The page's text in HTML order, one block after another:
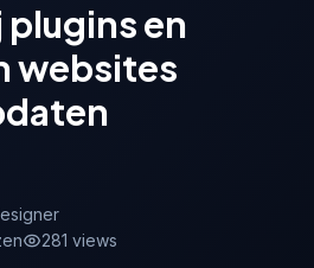
en
websites
281 views